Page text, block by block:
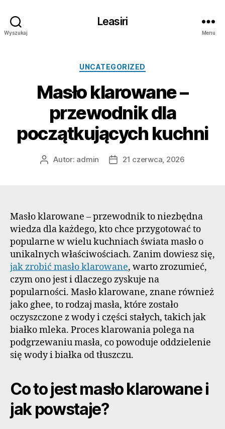
Wyszukaj
Leasiri
Menu
Kategorie
UNCATEGORIZED
Masło klarowane –
przewodnik dla
początkujących kuchni
AutorAutor: admin
Data21 czerwca, 2026
Masło klarowane – przewodnik to niezbędna
wiedza dla każdego, kto chce przygotować to
popularne w wielu kuchniach świata masło o
unikalnych właściwościach. Zanim dowiesz się,
jak zrobić masło klarowane, warto zrozumieć,
czym ono jest i dlaczego zyskuje na
popularności. Masło klarowane, znane również
jako ghee, to rodzaj masła, które zostało
oczyszczone z wody i części stałych, takich jak
białko mleka. Proces klarowania polega na
podgrzewaniu masła, co powoduje oddzielenie
się wody i białka od tłuszczu.
Co to jest masło klarowane i
jak powstaje?